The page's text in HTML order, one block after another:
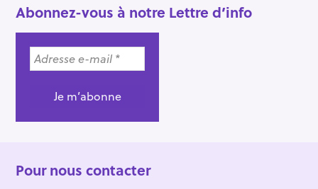
Abonnez-vous à notre Lettre d’info
Pour nous contacter